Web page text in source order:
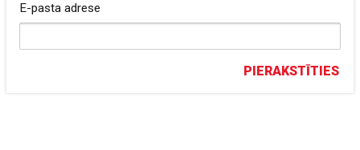
E-pasta adrese
PIERAKSTĪTIES